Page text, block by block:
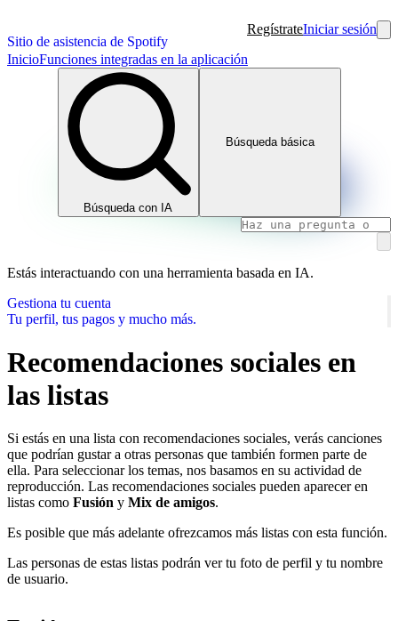
Sitio de asistencia de Spotify
RegístrateIniciar sesión
InicioFunciones integradas en la aplicación
Búsqueda con IA
Búsqueda básica
Estás interactuando con una herramienta basada en IA.
Gestiona tu cuenta
Tu perfil, tus pagos y mucho más.
Recomendaciones sociales en
las listas
Si estás en una lista con recomendaciones sociales, verás canciones
que podrían gustar a otras personas que también formen parte de
ella. Para seleccionar los temas, nos basamos en su actividad de
reproducción. Las recomendaciones sociales pueden aparecer en
listas como Fusión y Mix de amigos.
Es posible que más adelante ofrezcamos más listas con esta función.
Las personas de estas listas podrán ver tu foto de perfil y tu nombre
de usuario.